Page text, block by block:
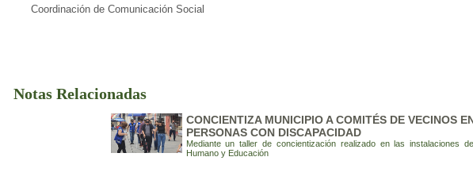
Coordinación de Comunicación Social
Notas Relacionadas
CONCIENTIZA MUNICIPIO A COMITÉS DE VECINOS
PERSONAS CON DISCAPACIDAD
Mediante un taller de concientización realizado en las instalaciones
Humano y Educación